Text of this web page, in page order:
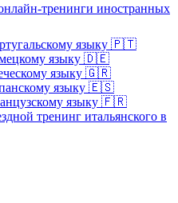
тренинги иностранных
языку 🇵🇹
языку 🇩🇪
языку 🇬🇷
языку 🇪🇸
языку 🇫🇷
тренинг итальянского в